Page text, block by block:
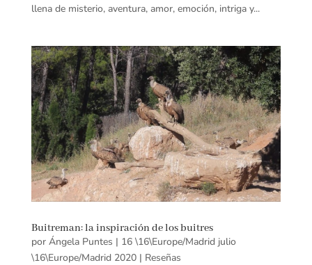
llena de misterio, aventura, amor, emoción, intriga y...
Buitreman: la inspiración de los buitres
por Ángela Puntes | 16 \16\Europe/Madrid julio
\16\Europe/Madrid 2020| Reseñas